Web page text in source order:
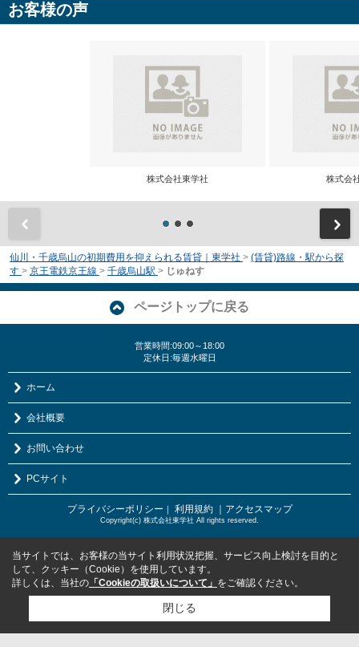
お客様の声
株式会社東学社 株式会
仙川・千歳烏山の初期費用を抑えられる賃貸｜東学社 > (賃貸)路線・駅から探
す > 京王電鉄京王線 > 千歳烏山駅 > じゅねす
ページトップに戻る
営業時間:09:00～18:00
定休日:毎週水曜日
ホーム
会社概要
お問い合わせ
PCサイト
プライバシーポリシー 利用規約 ｜アクセスマップ
Copyright(c) 株式会社東学社 All rights reserved.
当サイトでは、お客様の当サイト利用状況把握、サービス向上検討を目的と
して、クッキー（Cookie）を使用しています。
詳しくは、当社の 「Cookieの取扱いについて」 をご確認ください。
閉じる